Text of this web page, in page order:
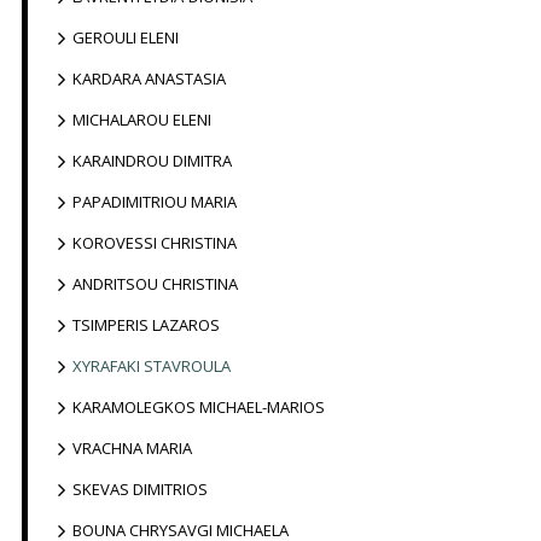
GEROULI ELENI
KARDARA ANASTASIA
MICHALAROU ELENI
KARAINDROU DIMITRA
PAPADIMITRIOU MARIA
KOROVESSI CHRISTINA
ANDRITSOU CHRISTINA
TSIMPERIS LAZAROS
XYRAFAKI STAVROULA
KARAMOLEGKOS MICHAEL-MARIOS
VRACHNA MARIA
SKEVAS DIMITRIOS
BOUNA CHRYSAVGI MICHAELA